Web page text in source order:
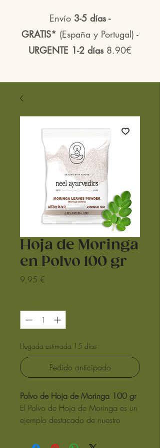
Envío 3-5 días -
GRATIS* (España y Portugal) -
URGENTE 1-2 días8.90€
Hoja de Moringa
en Polvo 100 gr
9,95 €
Llegada estimada 15 días
Pedido anticipado
Polvo de Hoja de Moringa 100 gr
El Polvo de Hoja de Moringa es un
ejemplo destacado de nuestro
bienestar natural. Este polvo,